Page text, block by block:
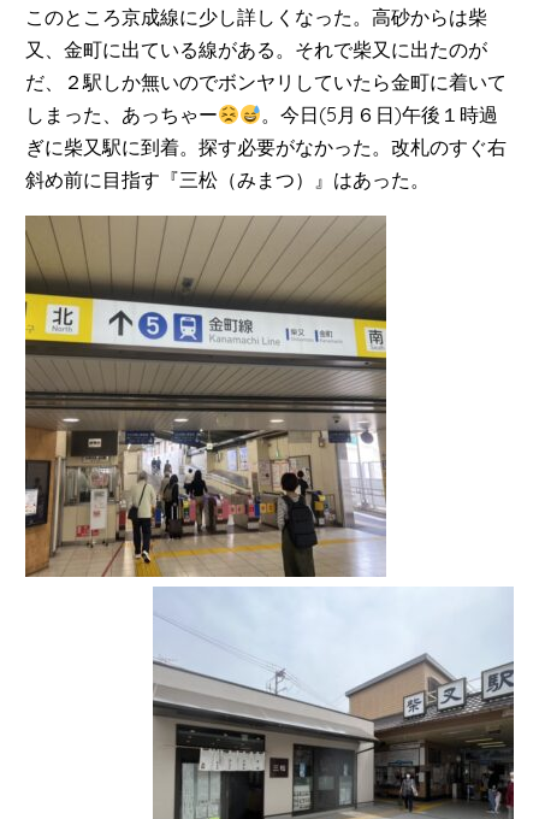
このところ京成線に少し詳しくなった。高砂からは柴
又、金町に出ている線がある。それで柴又に出たのが
だ、２駅しか無いのでボンヤリしていたら金町に着いて
しまった、あっちゃー
。今日(5月６日)午後１時過
ぎに柴又駅に到着。探す必要がなかった。改札のすぐ右
斜め前に目指す『三松（みまつ）』はあった。